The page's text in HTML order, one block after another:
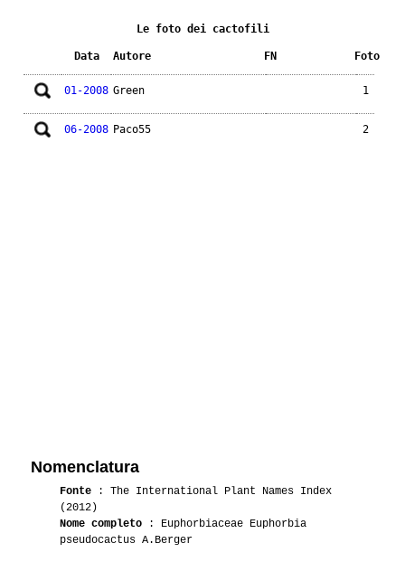
Le foto dei cactofili
Data Autore FN Foto
01-2008 Green 1
06-2008 Paco55 2
Nomenclatura
Fonte : The International Plant Names Index
(2012)
Nome completo : Euphorbiaceae Euphorbia
pseudocactus A.Berger